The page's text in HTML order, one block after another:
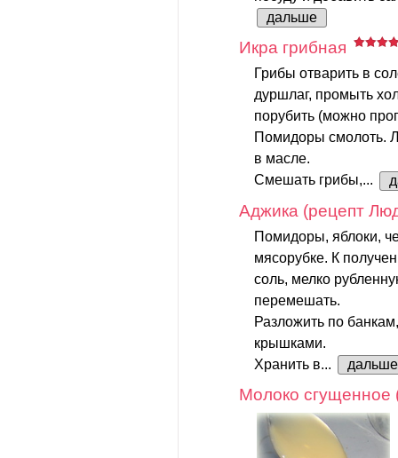
дальше
Икра грибная
Грибы отварить в
дуршлаг, промыть
порубить (можно
Помидоры смолоть.
в масле.
Смешать грибы,...
Аджика (рецепт
Помидоры, яблоки,
мясорубке. К
соль, мелко
перемешать.
Разложить по
крышками.
Хранить в...
дальше
Молоко